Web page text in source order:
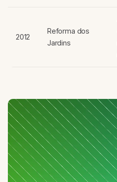
2012
Reforma dos
Jardins